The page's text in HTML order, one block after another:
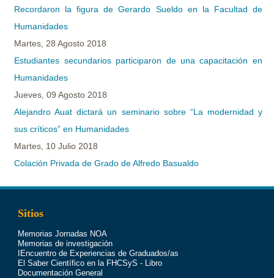
Recordaron la figura de Gerardo Sueldo en la Facultad de
Humanidades
Martes, 28 Agosto 2018
Estudiantes secundarios participaron de una capacitación en
Humanidades
Jueves, 09 Agosto 2018
Alejandro Auat dictará un seminario sobre “La modernidad y
sus críticos” en Humanidades
Martes, 10 Julio 2018
Colación Privada de Grado de Alfredo Basualdo
Sitios
Memorias Jornadas NOA
Memorias de investigación
IEncuentro de Experiencias de Graduados/as
El Saber Científico en la FHCSyS - Libro
Documentación General